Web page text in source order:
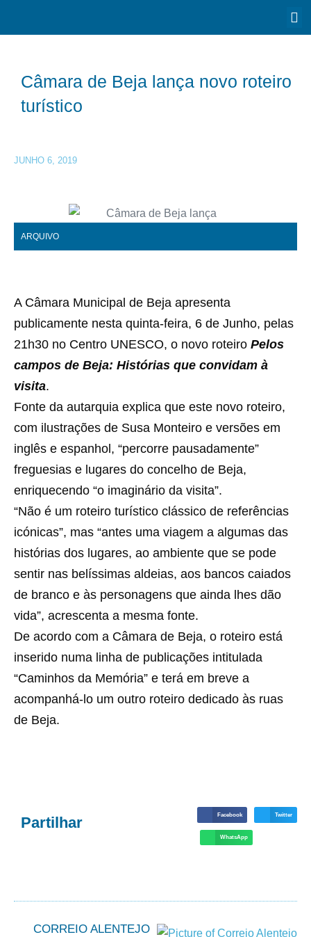
Câmara de Beja lança novo roteiro
turístico
JUNHO 6, 2019
ARQUIVO
A Câmara Municipal de Beja apresenta
publicamente nesta quinta-feira, 6 de Junho, pelas
21h30 no Centro UNESCO, o novo roteiro Pelos
campos de Beja: Histórias que convidam à
visita.
Fonte da autarquia explica que este novo roteiro,
com ilustrações de Susa Monteiro e versões em
inglês e espanhol, “percorre pausadamente”
freguesias e lugares do concelho de Beja,
enriquecendo “o imaginário da visita”.
“Não é um roteiro turístico clássico de referências
icónicas”, mas “antes uma viagem a algumas das
histórias dos lugares, ao ambiente que se pode
sentir nas belíssimas aldeias, aos bancos caiados
de branco e às personagens que ainda lhes dão
vida”, acrescenta a mesma fonte.
De acordo com a Câmara de Beja, o roteiro está
inserido numa linha de publicações intitulada
“Caminhos da Memória” e terá em breve a
acompanhá-lo um outro roteiro dedicado às ruas
de Beja.
Partilhar Facebook Twitter
WhatsApp
CORREIO ALENTEJO